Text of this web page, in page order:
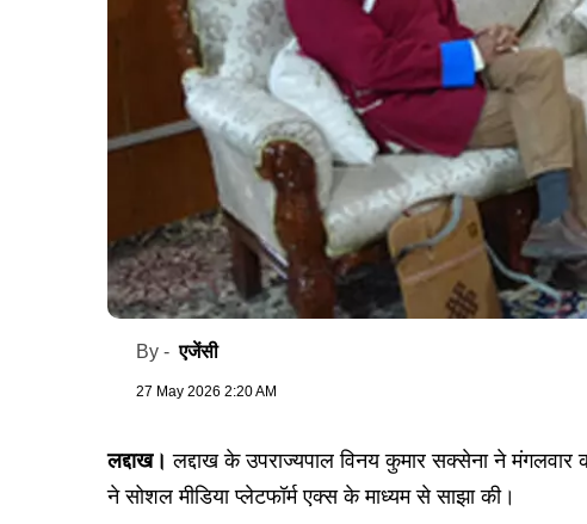
By -एजेंसी
27 May 2026 2:20 AM
लद्दाख।लद्दाख के उपराज्यपाल विनय कुमार सक्सेना ने मंगलवार
ने सोशल मीडिया प्लेटफॉर्म एक्स के माध्यम से साझा की।